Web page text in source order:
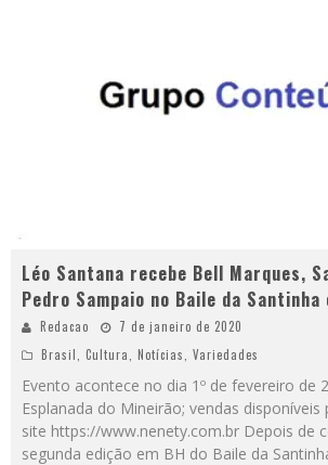
Léo Santana recebe Bell Marques,
Pedro Sampaio no Baile da Santinha
Redacao
7 de janeiro de 2020
Brasil
Cultura Notícias Variedades
Evento acontece no dia 1º de fevereiro de
Esplanada do Mineirão; vendas disponíveis
site https://www.nenety.com.br Depois de
segunda edição em BH do Baile da